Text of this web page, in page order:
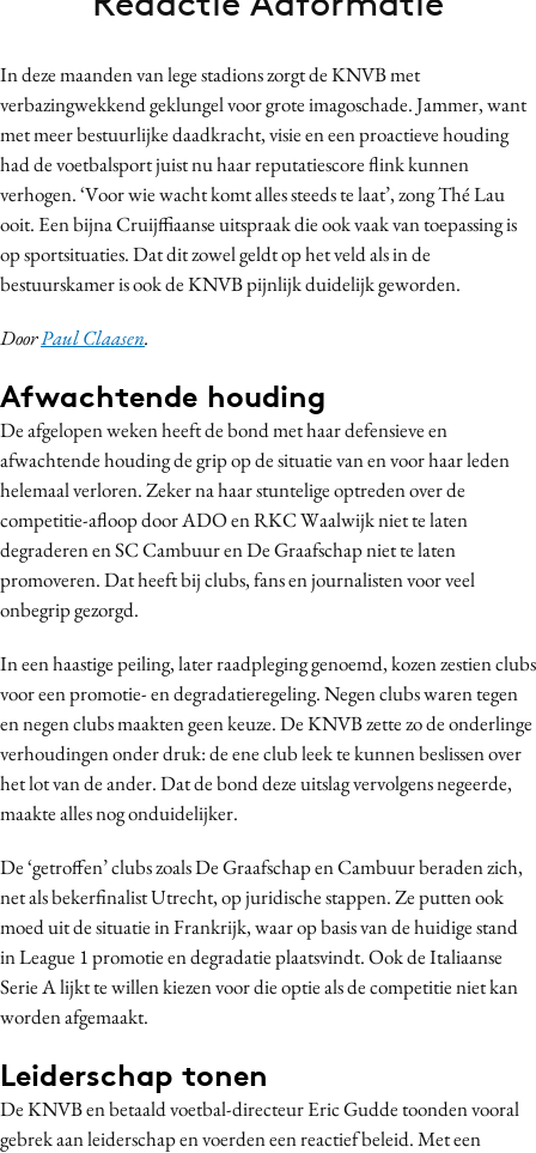
Carriere
Contentmarketing
Craft
Customer Experience
Data & Insights
Design
Diversiteit
Effectiviteit
Gedragsverandering
Influencer marketing
Interne communicatie
Martech
Media
Merkstrategie
Programmatic
Purpose Marketing
Reputatie & crisis
In deze maanden van lege stadions zorgt de KNVB met
verbazingwekkend geklungel voor grote imagoschade. Jammer, want
met meer bestuurlijke daadkracht, visie en een proactieve houding
had de voetbalsport juist nu haar reputatiescore flink kunnen
verhogen.‘Voor wie wacht komt alles steeds te laat’, zong Thé Lau
ooit. Een bijna Cruijffiaanse uitspraak die ook vaak van toepassing is
op sportsituaties. Dat dit zowel geldt op het veld als in de
bestuurskamer is ook de KNVB pijnlijk duidelijk geworden.
DoorPaul Claasen.
Afwachtende houding
De afgelopen weken heeft de bond met haar defensieve en
afwachtende houding de grip op de situatie van en voor haar leden
helemaal verloren. Zeker na haar stuntelige optreden over de
competitie-afloop door ADO en RKC Waalwijk niet te laten
degraderen en SC Cambuur en De Graafschap niet te laten
promoveren. Dat heeft bij clubs, fans en journalisten voor veel
onbegrip gezorgd.
In een haastige peiling, later raadpleging genoemd, kozen zestien clubs
voor een promotie- en degradatieregeling. Negen clubs waren tegen
en negen clubs maakten geen keuze. De KNVB zette zo de onderlinge
verhoudingen onder druk: de ene club leek te kunnen beslissen over
het lot van de ander. Dat de bond deze uitslag vervolgens negeerde,
maakte alles nog onduidelijker.
De ‘getroffen’ clubs zoals De Graafschap en Cambuur beraden zich,
net als bekerfinalist Utrecht, op juridische stappen. Ze putten ook
moed uit de situatie in Frankrijk, waar op basis van de huidige stand
in League 1 promotie en degradatie plaatsvindt. Ook de Italiaanse
Serie A lijkt te willen kiezen voor die optie als de competitie niet kan
worden afgemaakt.
Leiderschap tonen
De KNVB en betaald voetbal-directeur Eric Gudde toonden vooral
gebrek aan leiderschap en voerden een reactief beleid. Met een